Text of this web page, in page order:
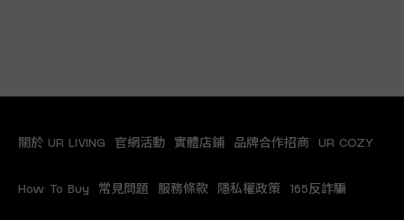
關於 UR LIVING 官網活動 實體店鋪 品牌合作招商 UR COZY
How To Buy 常見問題 服務條款 隱私權政策 165反詐騙